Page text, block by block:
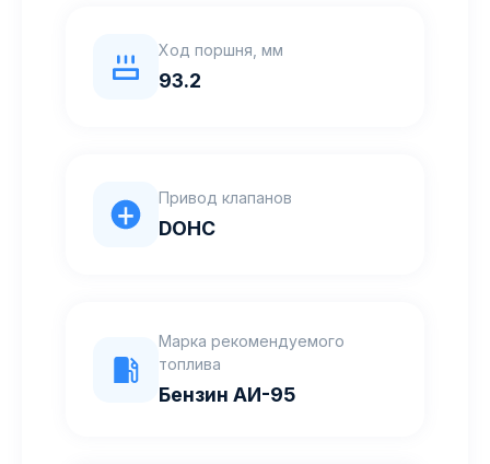
Ход поршня, мм
93.2
Привод клапанов
DOHC
Марка рекомендуемого
топлива
Бензин АИ-95